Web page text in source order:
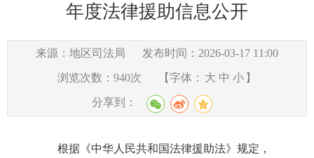
年度法律援助信息公开
来源：地区司法局 发布时间：2026-03-17 11:00
浏览次数： 940次 【字体： 大 中 小 】
分享到：
根据《中华人民共和国法律援助法》规定，